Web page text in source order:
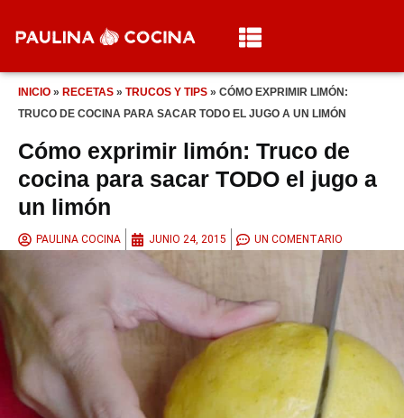
INICIO » RECETAS » TRUCOS Y TIPS » CÓMO EXPRIMIR LIMÓN:
TRUCO DE COCINA PARA SACAR TODO EL JUGO A UN LIMÓN
Cómo exprimir limón: Truco de
cocina para sacar TODO el jugo a
un limón
PAULINA COCINA JUNIO 24, 2015 UN COMENTARIO